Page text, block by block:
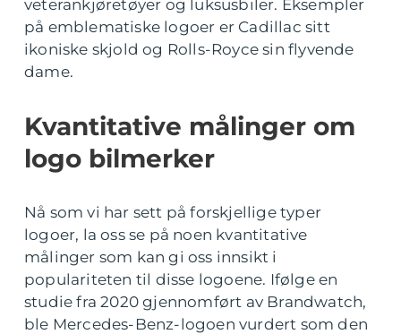
veterankjøretøyer og luksusbiler. Eksempler
på emblematiske logoer er Cadillac sitt
ikoniske skjold og Rolls-Royce sin flyvende
dame.
Kvantitative målinger om
logo bilmerker
Nå som vi har sett på forskjellige typer
logoer, la oss se på noen kvantitative
målinger som kan gi oss innsikt i
populariteten til disse logoene. Ifølge en
studie fra 2020 gjennomført av Brandwatch,
ble Mercedes-Benz-logoen vurdert som den